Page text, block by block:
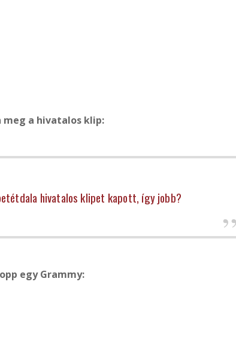
meg a hivatalos klip:
hivatalos klipet kapott, így jobb?
egy Grammy: